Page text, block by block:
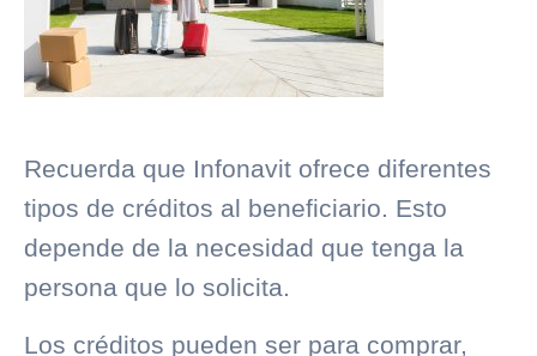
Recuerda que Infonavit ofrece diferentes
tipos de créditos al beneficiario. Esto
depende de la necesidad que tenga la
persona que lo solicita.
Los créditos pueden ser para comprar,